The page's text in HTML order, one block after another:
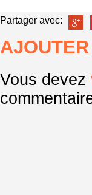
Partager avec:
Vous devez